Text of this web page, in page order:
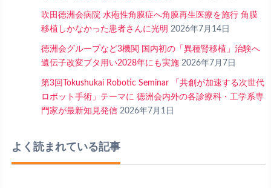
吹田徳洲会病院 水疱性角膜症へ角膜再生医療を施行 角膜
移植しかなかった患者さんに光明 2026年7月14日
徳洲会グループなど3機関 国内初の「異種腎移植」治験へ
遺伝子改変ブタ用い2028年にも実施 2026年7月7日
第3回Tokushukai Robotic Seminar 「共創が加速する次世代
ロボット手術」テーマに 徳洲会内外の各診療科・工学系専
門家が最新知見発信 2026年7月1日
よく読まれている記事